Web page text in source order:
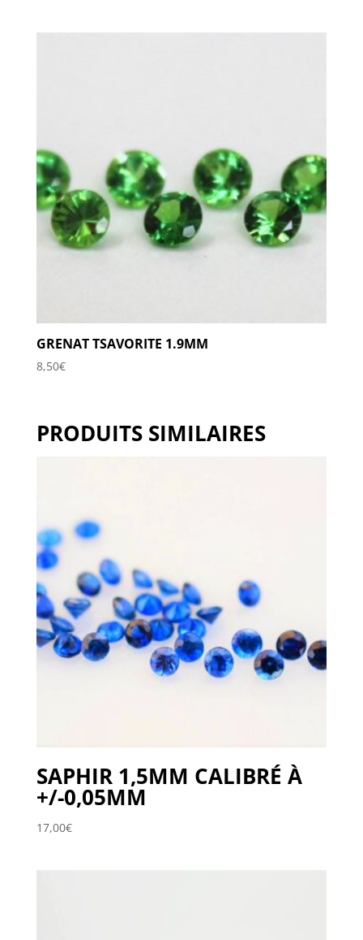
GRENAT TSAVORITE 1.9MM
8,50€
PRODUITS SIMILAIRES
SAPHIR 1,5MM CALIBRÉ À
+/-0,05MM
17,00€